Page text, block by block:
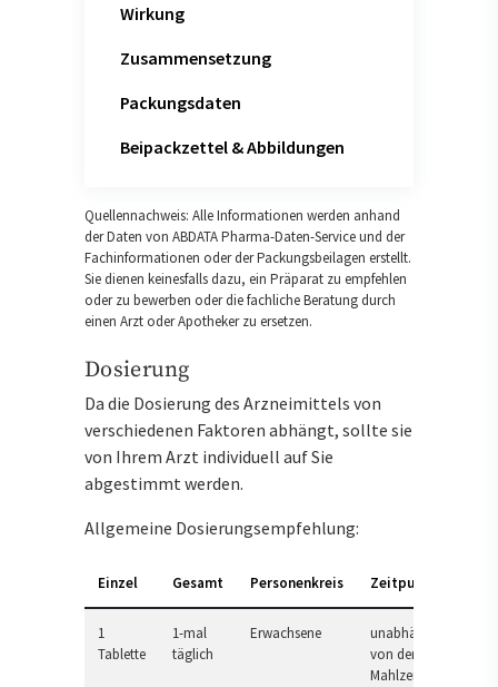
Wirkung
Zusammensetzung
Packungsdaten
Beipackzettel & Abbildungen
Quellennachweis: Alle Informationen werden anhand
der Daten von ABDATA Pharma-Daten-Service und der
Fachinformationen oder der Packungsbeilagen erstellt.
Sie dienen keinesfalls dazu, ein Präparat zu empfehlen
oder zu bewerben oder die fachliche Beratung durch
einen Arzt oder Apotheker zu ersetzen.
Dosierung
Da die Dosierung des Arzneimittels von
verschiedenen Faktoren abhängt, sollte sie
von Ihrem Arzt individuell auf Sie
abgestimmt werden.
Allgemeine Dosierungsempfehlung:
Einzel Gesamt Personenkreis Zeitpunkt
1
Tablette
1-mal
täglich
Erwachsene
unabhängig
von der
Mahlzeit